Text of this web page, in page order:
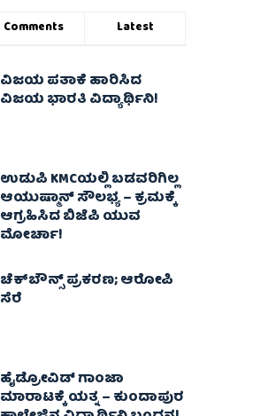
Comments Latest
ವಿಜಯ ಪತಾಕೆ ಹಾರಿಸಿದ
ವಿಜಯ ಭಾರತಿ ವಿದ್ಯಾರ್ಥಿನಿ!
ಉಡುಪಿ KMCಯಲ್ಲಿ ಬಡವರಿಗಿಲ್ಲ
ಆಯುಷ್ಮಾನ್ ಸೌಲಭ್ಯ – ಕ್ರಮಕ್ಕೆ
ಆಗ್ರಹಿಸಿದ ಬಿಜೆಪಿ ಯುವ
ಮೋರ್ಚಾ!
ಚೆಕ್​ಬೌನ್ಸ್​ ಪ್ರಕರಣ; ಆರೋಪಿ
ಸೆರೆ
ಹೈಡ್ರೋವಿಡ್ ಗಾಂಜಾ
ಮಾರಾಟಕ್ಕೆ ಯತ್ನ – ಕುಂದಾಪುರ